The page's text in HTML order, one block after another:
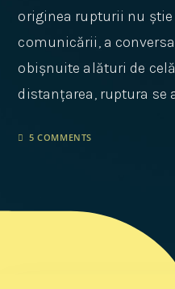
originea rupturii nu
comunicării, a
obișnuite alături de
distanțarea, ruptura se
5 COMMENTS